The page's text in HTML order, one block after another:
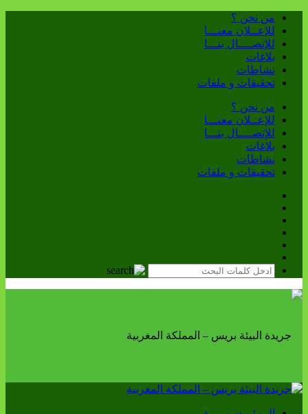
من نحن ؟
للإعــلان معنـــا
للإتصــــال بنـــا
بلاغات
نشاطات
تحقيقات و ملفات
من نحن ؟
للإعــلان معنـــا
للإتصــــال بنـــا
بلاغات
نشاطات
تحقيقات و ملفات